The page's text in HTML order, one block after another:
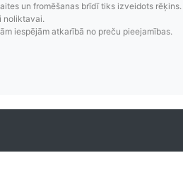
Visi pieejamie piegādes veidi un to
bez lietotāja konta
un fromēšanas brīdī tiks izveidots rēķins.
noliktavai.
iespējām atkarībā no preču pieejamības.